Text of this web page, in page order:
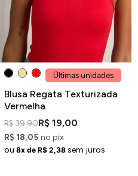
Últimas unidades
Blusa Regata Texturizada
Vermelha
R$ 39,90R$ 19,00
R$ 18,05 no pix
ou 8x de R$ 2,38 sem juros